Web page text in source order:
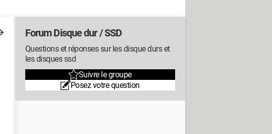
Forum Disque dur / SSD
Questions et réponses sur les disque durs et
les disques ssd
Suivre le groupe
Posez votre question